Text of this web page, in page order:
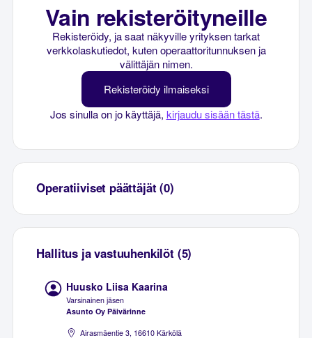
Vain rekisteröityneille
Rekisteröidy, ja saat näkyville yrityksen tarkat
verkkolaskutiedot, kuten operaattoritunnuksen ja
välittäjän nimen.
Rekisteröidy ilmaiseksi
Jos sinulla on jo käyttäjä, kirjaudu sisään tästä.
Operatiiviset päättäjät (0)
Hallitus ja vastuuhenkilöt (5)
Huusko Liisa Kaarina
Varsinainen jäsen
Asunto Oy Päivärinne
Airasmäentie 3, 16610 Kärkölä